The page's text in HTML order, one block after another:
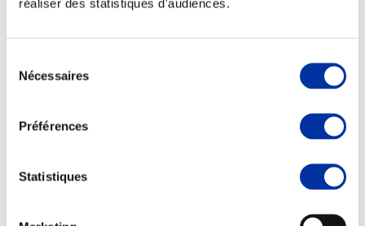
réaliser des statistiques d'audiences.
Nécessaires
Préférences
Statistiques